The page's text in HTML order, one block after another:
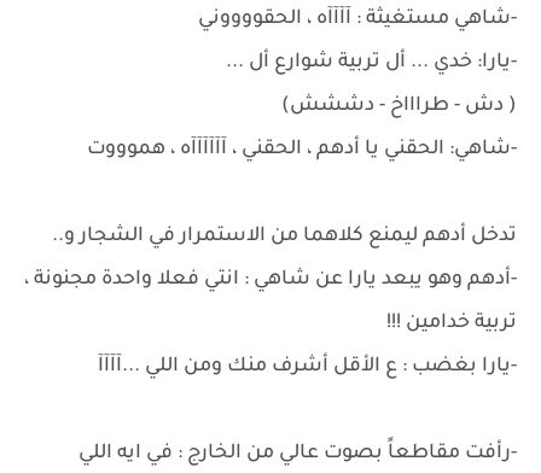
-شاهي مستغيثة : آآآآه ، الحقووووني
-يارا: خدي ... أل تربية شوارع أل ...
( دش - طراااخ - دششش)
-شاهي: الحقني يا أدهم ، الحقني ، آآآآآآه ، هموووت
تدخل أدهم ليمنع كلاهما من الاستمرار في الشجار و..
-أدهم وهو يبعد يارا عن شاهي : انتي فعلا واحدة مجنونة ،
تربية خدامين !!!
-يارا بغضب : ع الأقل أشرف منك ومن اللي ...آآآآ
-رأفت مقاطعاً بصوت عالي من الخارج : في ايه اللي